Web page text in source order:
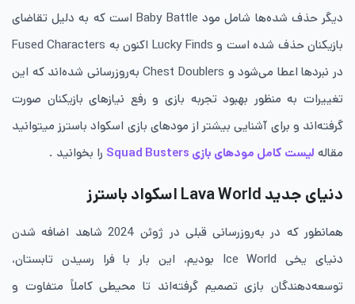
دیگر حذف شده‌ها شامل مود Baby Battle است که به دلیل تقاضای
بازیکنان حذف شده است و Lucky Finds اکنون به Fused Characters
در نبردها اعطا می‌شود و Chest Doublers به‌روزرسانی شده‌اند که این
تغییرات به منظور بهبود تجربه بازی و رفع نیازهای بازیکنان صورت
گرفته‌اند و برای آشنایی بیشتر از مودهای بازی اسکواد باسترز میتوانید
مقاله لیست کامل مودهای بازی Squad Busters را بخوانید .
دنیای جدید Lava World اسکواد باسترز
همانطور که در به‌روزرسانی قبلی در ژوئن 2024 شاهد اضافه شدن
دنیای یخی Ice World بودیم، این بار با فرا رسیدن تابستان،
توسعه‌دهندگان بازی تصمیم گرفته‌اند تا محیطی کاملاً متفاوت و